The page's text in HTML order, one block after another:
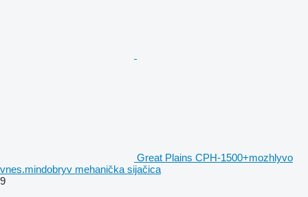
Great Plains CPH-1500+mozhlyvo
vnes.mindobryv mehanička sijačica
9